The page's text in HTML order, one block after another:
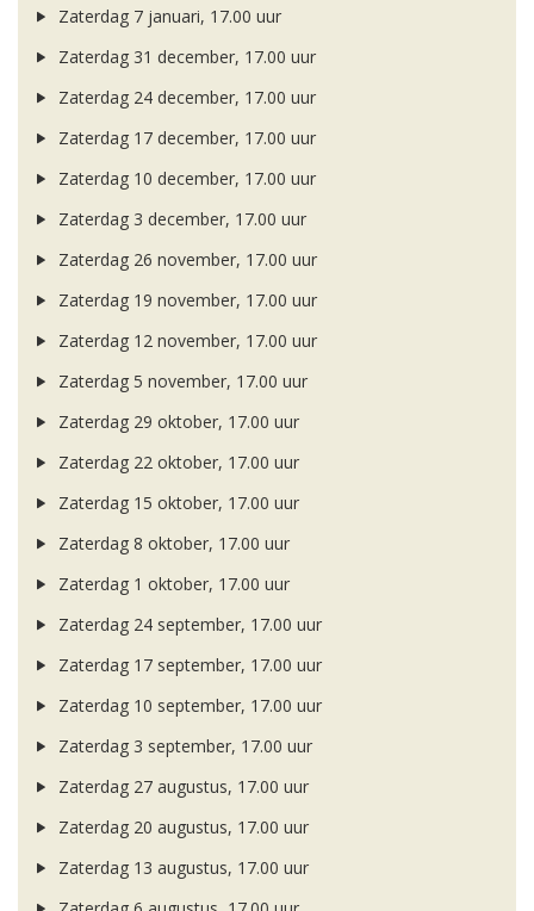
Zaterdag 7 januari, 17.00 uur
Zaterdag 31 december, 17.00 uur
Zaterdag 24 december, 17.00 uur
Zaterdag 17 december, 17.00 uur
Zaterdag 10 december, 17.00 uur
Zaterdag 3 december, 17.00 uur
Zaterdag 26 november, 17.00 uur
Zaterdag 19 november, 17.00 uur
Zaterdag 12 november, 17.00 uur
Zaterdag 5 november, 17.00 uur
Zaterdag 29 oktober, 17.00 uur
Zaterdag 22 oktober, 17.00 uur
Zaterdag 15 oktober, 17.00 uur
Zaterdag 8 oktober, 17.00 uur
Zaterdag 1 oktober, 17.00 uur
Zaterdag 24 september, 17.00 uur
Zaterdag 17 september, 17.00 uur
Zaterdag 10 september, 17.00 uur
Zaterdag 3 september, 17.00 uur
Zaterdag 27 augustus, 17.00 uur
Zaterdag 20 augustus, 17.00 uur
Zaterdag 13 augustus, 17.00 uur